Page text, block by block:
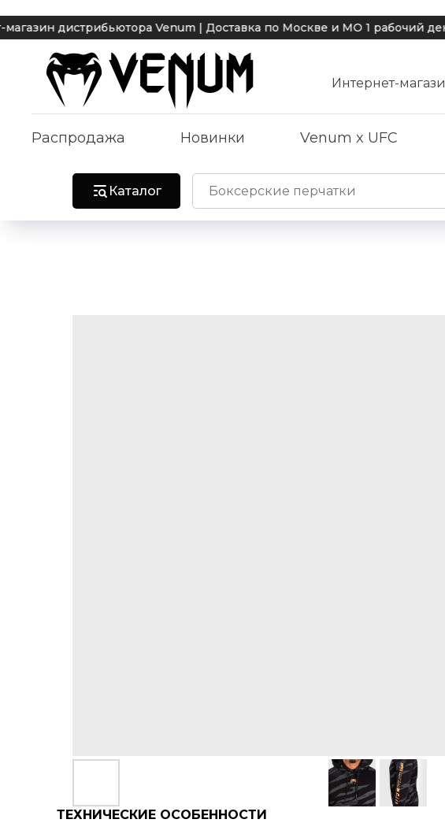
дистрибьютора Venum | Доставка по Москве и МО 1 рабочий день
Интернет-
Распродажа Новинки Venum x UFC
Каталог
ТЕХНИЧЕСКИЕ ОСОБЕННОСТИ